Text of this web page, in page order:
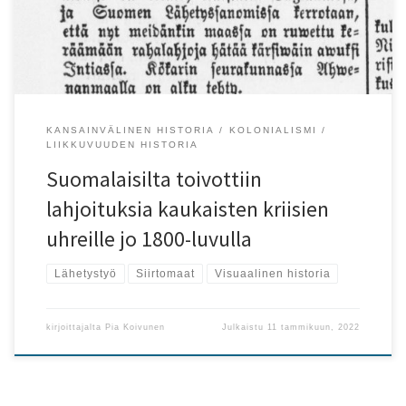
kuivalla pellolla, jolla harvahampainen mies yrittää kylvää
siemeniä. Eikä hyvin mene miehen ainoalla vuohellakaan.
Tällainen niin kutsuttu kurjuuskuvasto yrittää osoittaa […]
KANSAINVÄLINEN HISTORIA
KOLONIALISMI
LIIKKUVUUDEN HISTORIA
Suomalaisilta toivottiin
lahjoituksia kaukaisten kriisien
uhreille jo 1800-luvulla
Lähetystyö Siirtomaat Visuaalinen historia
kirjoittajalta Pia Koivunen Julkaistu 11 tammikuun, 2022